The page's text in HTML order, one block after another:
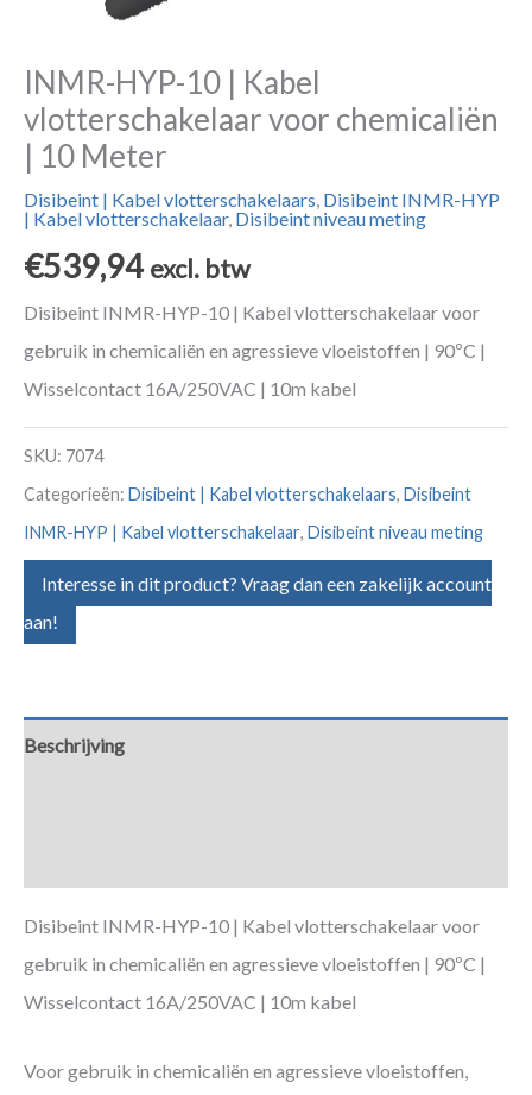
INMR-HYP-10 | Kabel
vlotterschakelaar voor chemicaliën
| 10 Meter
Disibeint | Kabel vlotterschakelaars, Disibeint INMR-HYP
| Kabel vlotterschakelaar, Disibeint niveau meting
€539,94 excl. btw
Disibeint INMR-HYP-10 | Kabel vlotterschakelaar voor
gebruik in chemicaliën en agressieve vloeistoffen | 90ºC |
Wisselcontact 16A/250VAC | 10m kabel
SKU: 7074
Categorieën: Disibeint | Kabel vlotterschakelaars, Disibeint
INMR-HYP | Kabel vlotterschakelaar, Disibeint niveau meting
Interesse in dit product? Vraag dan een zakelijk account
aan!
Beschrijving
Disibeint INMR-HYP-10 | Kabel vlotterschakelaar voor
gebruik in chemicaliën en agressieve vloeistoffen | 90ºC |
Wisselcontact 16A/250VAC | 10m kabel
Voor gebruik in chemicaliën en agressieve vloeistoffen,